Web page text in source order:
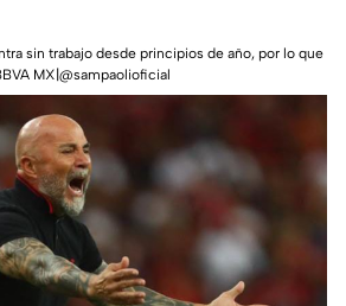
sin trabajo desde principios de año, por lo que
MX|@sampaolioficial